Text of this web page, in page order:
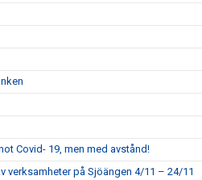
Covid- 19, men med avstånd!
verksamheter på Sjöängen 4/11 – 24/11